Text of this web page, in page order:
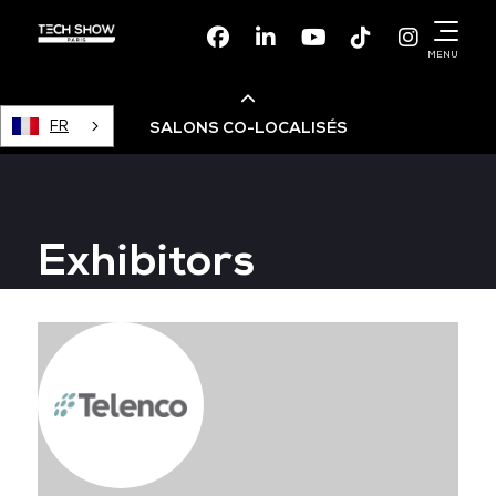
FacebookLinkedinYoutubeTikTok
MENU
FR SALONS CO-LOCALISÉS
Devops Live
Cloud & Cyber Security
Data & AI Leaders Summit
Data Centre World
Exhibitors